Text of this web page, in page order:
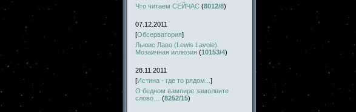
Что читаем СЕЙЧАС (8012/8)
07.12.2011
[Обсерватория]
Льюис Лаво (Lewis Lavoie).
Мозаичная иллюзия (10153/4)
28.11.2011
[Истина - где то рядом... ]
О бедном вампире замолвите
слово…
(8252/15)